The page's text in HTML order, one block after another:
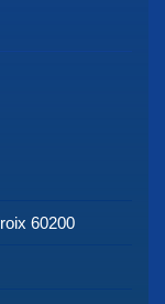
60200